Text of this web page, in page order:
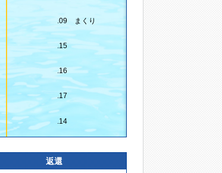
.09 まくり
.15
.16
.17
.14
返還